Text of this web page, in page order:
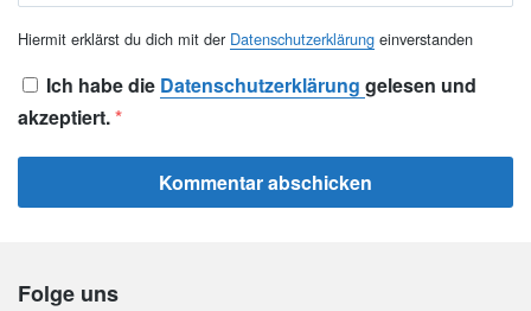
Hiermit erklärst du dich mit der Datenschutzerklärung einverstanden
Ich habe die Datenschutzerklärung gelesen und
akzeptiert.*
Folge uns